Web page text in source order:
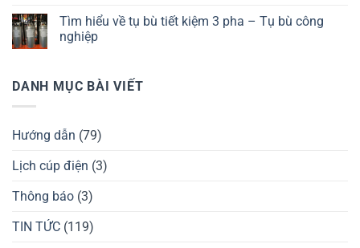
Tìm hiểu về tụ bù tiết kiệm 3 pha – Tụ bù công
nghiệp
DANH MỤC BÀI VIẾT
Hướng dẫn (79)
Lịch cúp điện (3)
Thông báo (3)
TIN TỨC (119)